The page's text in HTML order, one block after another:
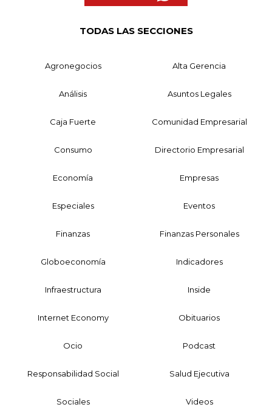
TODAS LAS SECCIONES
Agronegocios Alta Gerencia
Análisis Asuntos Legales
Caja Fuerte Comunidad Empresarial
Consumo Directorio Empresarial
Economía Empresas
Especiales Eventos
Finanzas Finanzas Personales
Globoeconomía Indicadores
Infraestructura Inside
Internet Economy Obituarios
Ocio Podcast
Responsabilidad Social Salud Ejecutiva
Sociales Videos